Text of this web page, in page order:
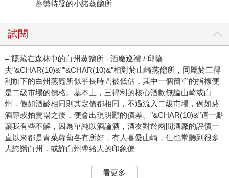
蓄勢待發的小諸蒸餾所
試閱
="隱藏在森林中的白州蒸餾所 - 酒廠巡禮 / 邱德
夫"&CHAR(10)&""&CHAR(10)&"相對於山崎蒸餾所，同屬於三得
利旗下的白州蒸餾所似乎長時間被低估，其中一個簡單的指標便
是二級市場的價格。基本上，三得利的核心酒款無論山崎或白
州，假如酒齡相同則其定價都相同，不過流入二級市場，例如菸
酒專或拍賣場之後，便會出現明顯的價差。"&CHAR(10)&"這一點
讓我有些不解，因為單純以酒論酒，酒友對於兩間酒廠的評價一
直以來都是青菜蘿蔔各有所好，有人喜愛山崎，但也常聽到很多
人誇讚白州，或許白州帶給人的印象偏
看更多